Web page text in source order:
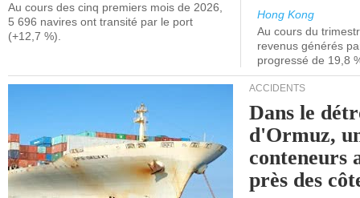
Au cours des cinq premiers mois de 2026,
5 696 navires ont transité par le port
(+12,7 %).
Hong Kong
Au cours du
revenus générés
progressé de 19,8
ACCIDENTS
Dans le
d'Ormuz,
conteneurs
près des